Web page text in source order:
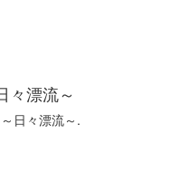
々漂流～
日々漂流～.